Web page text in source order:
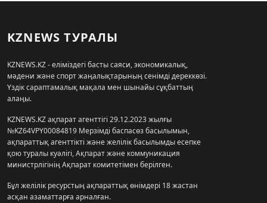
KZNEWS ТУРАЛЫ
KZNEWS.KZ - еліміздегі басты саяси, экономикалық,
мәдени және спорт жаңалықтарының сенімді дереккөзі.
Үздік сараптамалық мақала мен шынайы сұқбаттың
алаңы.
KZNEWS.KZ ақпарат агенттігі 29.12.2023 жылғы
№KZ64VPY00084819 Мерзімді баспасөз басылымын,
ақпараттық агенттікті және желілік басылымды есепке
қою туралы куәлігі, Ақпарат және коммуникация
министрлігінің Ақпарат комитетімен берілген.
Бұл желілік ресурстың ақпараттық өнімдері 18 жастан
асқан азаматтарға арналған.